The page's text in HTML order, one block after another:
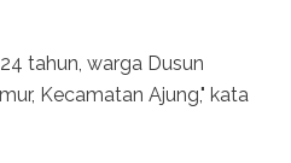
tahun, warga Dusun
Kecamatan Ajung," kata